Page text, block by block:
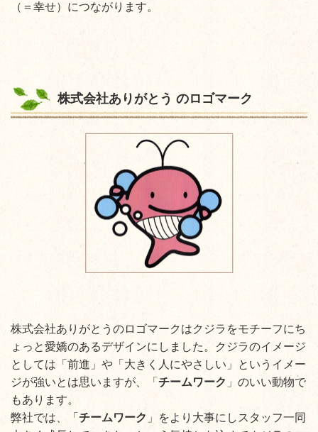
（＝幸せ）につながります。
株式会社ありがとう のロゴマーク
株式会社ありがとうのロゴマークはクジラをモチーフにち
ょっと愛嬌のあるデザインにしました。クジラのイメージ
としては「前進」や「大きく人にやさしい」というイメー
ジが強いとは思いますが、「 チームワーク 」のいい動物で
もあります。
弊社では、「 チームワーク 」をより大事にしスタッフ一同